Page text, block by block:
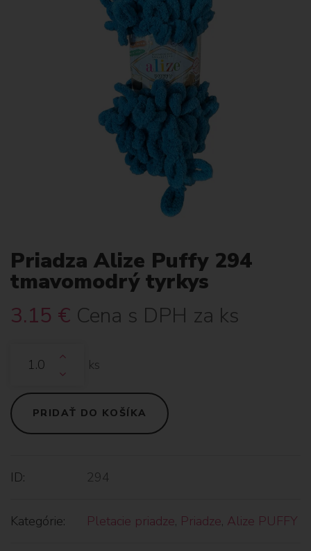
Priadza Alize Puffy 294
tmavomodrý tyrkys
3.15 € Cena s DPH za ks
ks
PRIDAŤ DO KOŠÍKA
ID: 294
Kategórie: Pletacie priadze, Priadze, Alize PUFFY